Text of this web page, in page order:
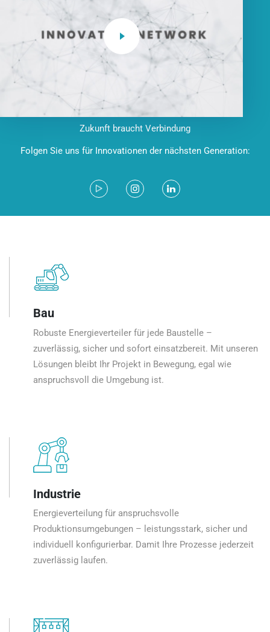
Zukunft braucht Verbindung
Folgen Sie uns für Innovationen der nächsten Generation:
Bau
Robuste Energieverteiler für jede Baustelle –
zuverlässig, sicher und sofort einsatzbereit. Mit unseren
Lösungen bleibt Ihr Projekt in Bewegung, egal wie
anspruchsvoll die Umgebung ist.
Industrie
Energieverteilung für anspruchsvolle
Produktionsumgebungen – leistungsstark, sicher und
individuell konfigurierbar. Damit Ihre Prozesse jederzeit
zuverlässig laufen.